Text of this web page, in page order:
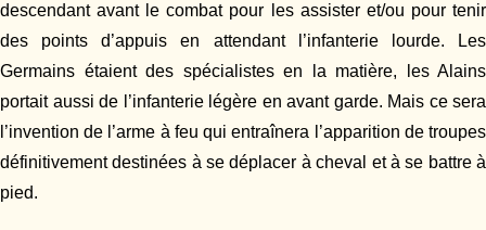
descendant avant le combat pour les assister et/ou pour tenir
des points d’appuis en attendant l’infanterie lourde. Les
Germains étaient des spécialistes en la matière, les Alains
portait aussi de l’infanterie légère en avant garde. Mais ce sera
l’invention de l’arme à feu qui entraînera l’apparition de troupes
définitivement destinées à se déplacer à cheval et à se battre à
pied.